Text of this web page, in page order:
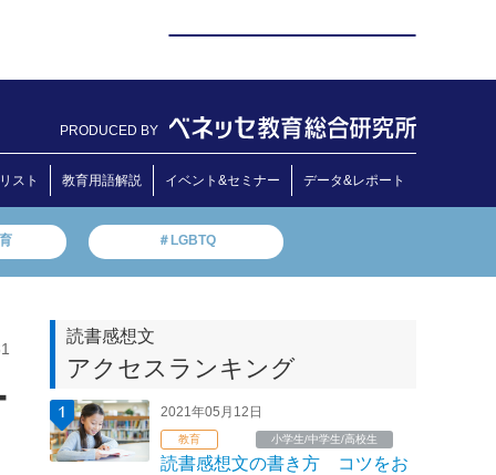
PRODUCED BY
スト 教育用語解説 イベント&セミナー データ&レポート
＃LGBTQ
読書感想文
アクセスランキング
2021年05月12日
教育 小学生/中学生/高校生
読書感想文の書き方 コツをお